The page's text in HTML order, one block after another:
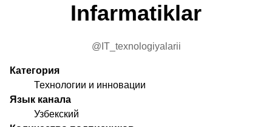
Infarmatiklar
@IT_texnologiyalarii
Категория
Технологии и инновации
Язык канала
Узбекский